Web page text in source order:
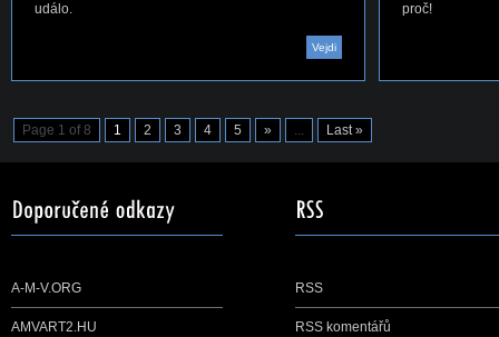
událo.
Vejdi
proč!
Page 1 of 8 1 2 3 4 5 » ... Last »
A-M-V.ORG
AMVART2.HU
RSS
RSS komentářů